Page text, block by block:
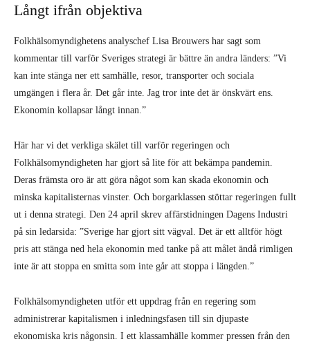
Långt ifrån objektiva
Folkhälsomyndighetens analyschef Lisa Brouwers har sagt som
kommentar till varför Sveriges strategi är bättre än andra länders: ”Vi
kan inte stänga ner ett samhälle, resor, transporter och sociala
umgängen i flera år. Det går inte. Jag tror inte det är önskvärt ens.
Ekonomin kollapsar långt innan.”
Här har vi det verkliga skälet till varför regeringen och
Folkhälsomyndigheten har gjort så lite för att bekämpa pandemin.
Deras främsta oro är att göra något som kan skada ekonomin och
minska kapitalisternas vinster. Och borgarklassen stöttar regeringen fullt
ut i denna strategi. Den 24 april skrev affärstidningen Dagens Industri
på sin ledarsida: ”Sverige har gjort sitt vägval. Det är ett alltför högt
pris att stänga ned hela ekonomin med tanke på att målet ändå rimligen
inte är att stoppa en smitta som inte går att stoppa i längden.”
Folkhälsomyndigheten utför ett uppdrag från en regering som
administrerar kapitalismen i inledningsfasen till sin djupaste
ekonomiska kris någonsin. I ett klassamhälle kommer pressen från den